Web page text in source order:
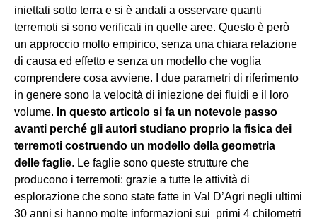
iniettati sotto terra e si è andati a osservare quanti
terremoti si sono verificati in quelle aree. Questo è però
un approccio molto empirico, senza una chiara relazione
di causa ed effetto e senza un modello che voglia
comprendere cosa avviene. I due parametri di riferimento
in genere sono la velocità di iniezione dei fluidi e il loro
volume. In questo articolo si fa un notevole passo
avanti perché gli autori studiano proprio la fisica dei
terremoti costruendo un modello della geometria
delle faglie. Le faglie sono queste strutture che
producono i terremoti: grazie a tutte le attività di
esplorazione che sono state fatte in Val D’Agri negli ultimi
30 anni si hanno molte informazioni sui primi 4 chilometri